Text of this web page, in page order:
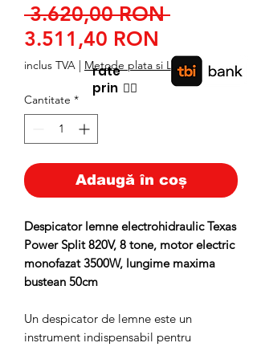
3.620,00 RON Preț
3.511,40 RON
redus
inclus TVA | Metode plata si Livrare
Cantitate *
Adaugă în coș
Despicator lemne electrohidraulic Texas
Power Split 820V, 8 tone, motor electric
monofazat 3500W, lungime maxima
bustean 50cm
Un despicator de lemne este un
instrument indispensabil pentru
rate
prin 👉🏿